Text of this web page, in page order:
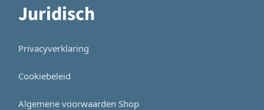
Juridisch
Privacyverklaring
Cookiebeleid
Algemene voorwaarden Shop